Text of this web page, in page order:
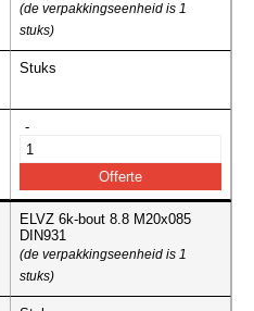
(de verpakkingseenheid is 1
stuks)
Stuks
-
ELVZ 6k-bout 8.8 M20x085
DIN931
(de verpakkingseenheid is 1
stuks)